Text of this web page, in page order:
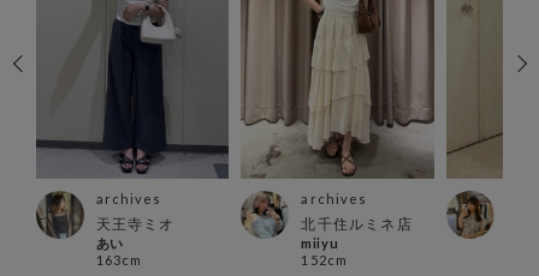
archives
天王寺ミオ
あい
163cm
archives
北千住ルミネ店
miiyu
152cm